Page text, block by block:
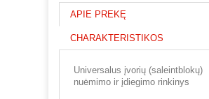
APIE PREKĘ
CHARAKTERISTIKOS
Universalus įvorių (saleintblokų)
nuėmimo ir įdiegimo rinkinys